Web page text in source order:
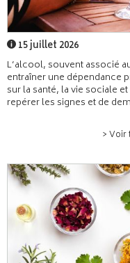
15 juillet 2026
L’alcool, souvent associé
entraîner une dépendance
sur la santé, la vie sociale
repérer les signes et de
> Voir